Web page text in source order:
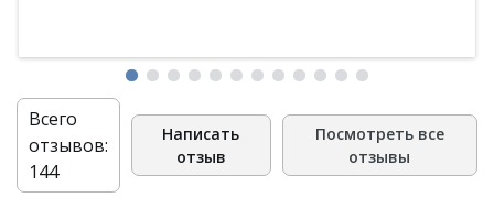
Всего
отзывов:
144
Написать
отзыв
Посмотреть все
отзывы